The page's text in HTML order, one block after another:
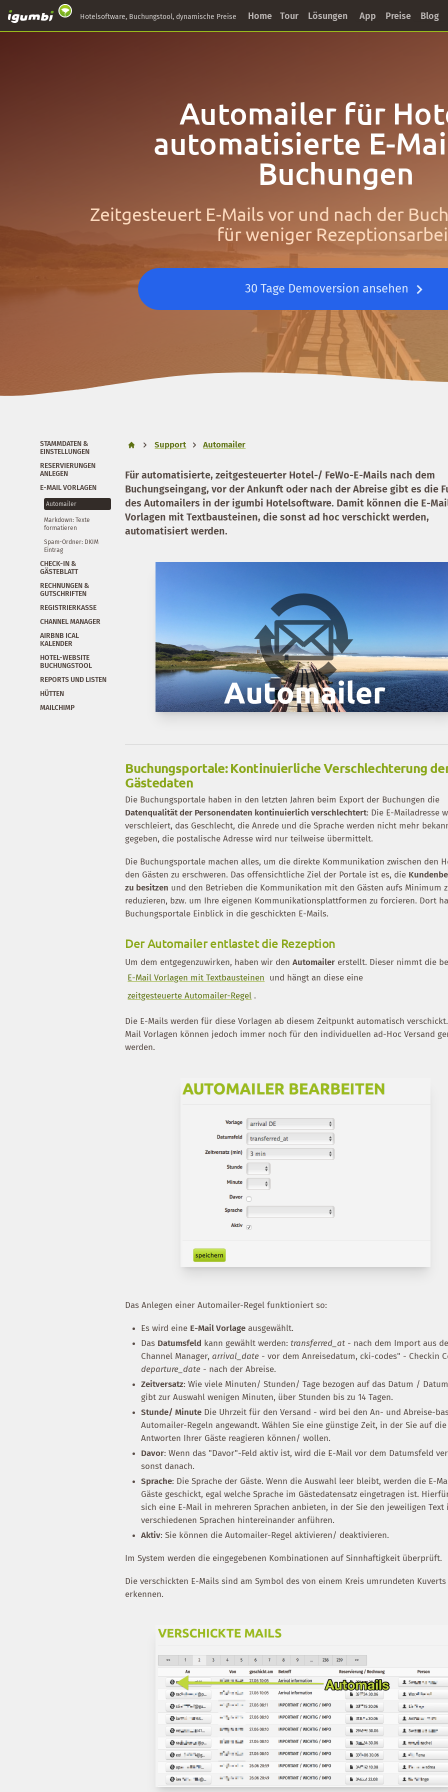
Hotelsoftware, Buchungstool, dynamische Preise Home Tour Lösungen App Preise Blog
Automailer für
automatisierte E-
Buchungen
Zeitgesteuert E-Mails vor und nach der
für weniger
30 Tage Demoversion ansehen
STAMMDATEN &
EINSTELLUNGEN
RESERVIERUNGEN
ANLEGEN
E-MAIL VORLAGEN
Automailer
Markdown: Texte
formatieren
Spam-Ordner: DKIM
Eintrag
CHECK-IN &
GÄSTEBLATT
RECHNUNGEN &
GUTSCHRIFTEN
REGISTRIERKASSE
CHANNEL MANAGER
AIRBNB ICAL
KALENDER
HOTEL-WEBSITE
BUCHUNGSTOOL
REPORTS UND LISTEN
HÜTTEN
MAILCHIMP
Support Automailer
Für automatisierte, zeitgesteuerter Hotel-/ FeWo-E-Mails nach dem
Buchungseingang, vor der Ankunft oder nach der Abreise gibt es die
des Automailers in der igumbi Hotelsoftware. Damit können die E-
Vorlagen mit Textbausteinen, die sonst ad hoc verschickt werden,
automatisiert werden.
Buchungsportale: Kontinuierliche Verschlechterung
Gästedaten
Die Buchungsportale haben in den letzten Jahren beim Export der Buchungen die
Datenqualität der Personendaten kontinuierlich verschlechtert: Die E-Mailadresse
verschleiert, das Geschlecht, die Anrede und die Sprache werden nicht mehr
gegeben, die postalische Adresse wird nur teilweise übermittelt.
Die Buchungsportale machen alles, um die direkte Kommunikation zwischen den
den Gästen zu erschweren. Das offensichtliche Ziel der Portale ist es, die
zu besitzen und den Betrieben die Kommunikation mit den Gästen aufs Minimum
reduzieren, bzw. um Ihre eigenen Kommunikationsplattformen zu forcieren. Dort
Buchungsportale Einblick in die geschickten E-Mails.
Der Automailer entlastet die Rezeption
Um dem entgegenzuwirken, haben wir denAutomailer erstellt. Dieser nimmt die
E-Mail Vorlagen mit Textbausteinen und hängt an diese eine
zeitgesteuerte Automailer-Regel .
Die E-Mails werden für diese Vorlagen ab diesem Zeitpunkt automatisch
Mail Vorlagen können jedoch immer noch für den individuellen ad-Hoc Versand
werden.
Das Anlegen einer Automailer-Regel funktioniert so:
Es wird eine E-Mail Vorlage ausgewählt.
Das Datumsfeld kann gewählt werden:transferred_at - nach dem Import aus
Channel Manager, arrival_date - vor dem Anreisedatum, cki-codes" - Checkin
departure_date - nach der Abreise.
Zeitversatz: Wie viele Minuten/ Stunden/ Tage bezogen auf das Datum /
gibt zur Auswahl wenigen Minuten, über Stunden bis zu 14 Tagen.
Stunde/ Minute Die Uhrzeit für den Versand - wird bei den An- und Abreise-
Automailer-Regeln angewandt. Wählen Sie eine günstige Zeit, in der Sie auf die
Antworten Ihrer Gäste reagieren können/ wollen.
Davor: Wenn das "Davor"-Feld aktiv ist, wird die E-Mail vor dem Datumsfeld
sonst danach.
Sprache: Die Sprache der Gäste. Wenn die Auswahl leer bleibt, werden die E-
Gäste geschickt, egal welche Sprache im Gästedatensatz eingetragen ist.
sich eine E-Mail in mehreren Sprachen anbieten, in der Sie den jeweiligen Text
verschiedenen Sprachen hintereinander anführen.
Aktiv: Sie können die Automailer-Regel aktivieren/ deaktivieren.
Im System werden die eingegebenen Kombinationen auf Sinnhaftigkeit überprüft.
Die verschickten E-Mails sind am Symbol des von einem Kreis umrundeten Kuverts
erkennen.